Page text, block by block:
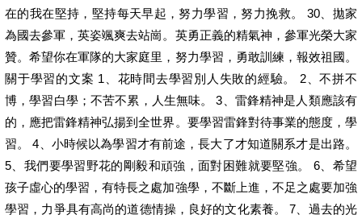
在的我在堅持，堅持每天早起，努力學習，努力挽救。 30、拋家
為國去參軍，英姿颯爽去站崗。英勇正義的精氣神，參軍光榮大家
贊。希望你在軍隊的大家庭里，努力學習，勇敢訓練，報效祖國。
關于學習的文案 1、花時間去學習別人失敗的經驗。 2、不拼不
博，學習白學；不苦不累，人生無味。 3、雷鋒精神是人類應該有
的，應把雷鋒精神弘揚到全世界。要學習雷鋒對待事業的態度，學
習。 4、小時候以為學習才有前途，長大了才知道關系才是出路。
5、我們要學習野花的剛毅和頑強，面對困難就要堅強。 6、希望
孩子虛心的學習，有特長之處加強學，不斷上進，不足之處要加強
學習，力爭具有高尚的道德情操，良好的文化素養。 7、過去的光